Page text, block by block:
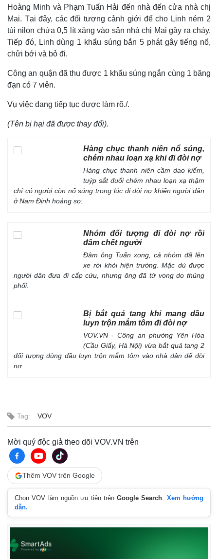
Quan sát
Cuộc sống đó đây
Multimedia
Video
Hoàng Minh và Phạm Tuấn Hải đến nhà đến cửa nhà chị
Mai. Tại đây, các đối tượng cảnh giới để cho Linh ném 2
túi nilon chứa 0,5 lít xăng vào sân nhà chị Mai gây ra cháy.
Tiếp đó, Linh dùng 1 khẩu súng bắn 5 phát gây tiếng nổ,
chửi bới và bỏ đi.
Công an quận đã thu được 1 khẩu súng ngắn cùng 1 băng
đạn có 7 viên.
Vụ việc đang tiếp tục được làm rõ./.
(Tên bị hại đã được thay đổi).
Hàng chục thanh niên nổ súng,
chém nhau loạn xạ khi đi đòi nợ
Hàng chục thanh niên cầm dao kiếm,
tuýp sắt đuổi chém nhau loạn xạ thậm
chí có người còn nổ súng trong lúc đi đòi nợ khiến người dân
ở Nam Định hoảng sợ.
Nhóm đối tượng đi đòi nợ rồi
đâm chết người
Đâm ông Tuấn xong, cả nhóm đã lên
xe rời khỏi hiện trường. Mặc dù được
người dân đưa đi cấp cứu, nhưng ông đã tử vong do thủng
phổi.
Bị bắt quả tang khi mang dầu
luyn trộn mắm tôm đi đòi nợ
VOV.VN - Công an phường Yên Hòa
(Cầu Giấy, Hà Nội) vừa bắt quả tang 2
đối tượng dùng dầu luyn trộn mắm tôm vào nhà dân để đòi
nợ.
Tag: VOV
Mời quý độc giả theo dõi VOV.VN trên
Thêm VOV trên Google
Chọn VOV làm nguồn ưu tiên trênGoogle Search. Xem hướng
dẫn.